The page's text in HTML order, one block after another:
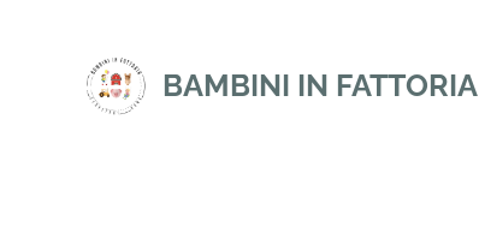
BAMBINI IN FATTORIA